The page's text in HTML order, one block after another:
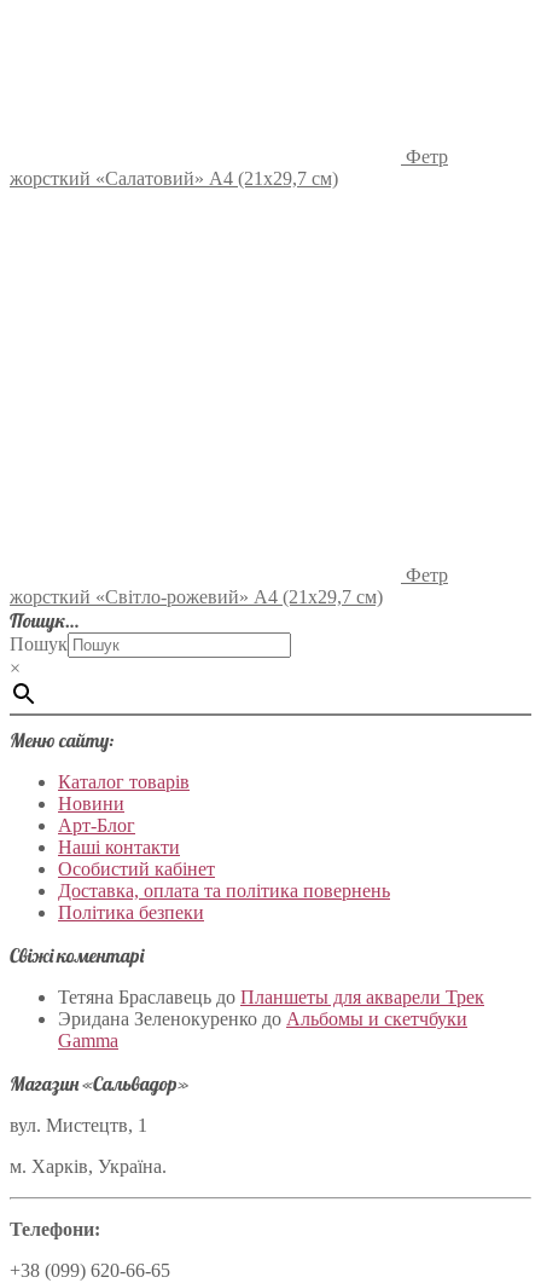
Фетр
жорсткий «Салатовий» А4 (21х29,7 см)
Фетр
жорсткий «Світло-рожевий» А4 (21х29,7 см)
Пошук…
Пошук
×
Меню сайту:
Каталог товарів
Новини
Арт-Блог
Наші контакти
Особистий кабінет
Доставка, оплата та політика повернень
Політика безпеки
Свіжі коментарі
Тетяна Браславець до Планшеты для акварели Трек
Эридана Зеленокуренко до Альбомы и скетчбуки
Gamma
Магазин «Сальвадор»
вул. Мистецтв, 1
м. Харків, Україна.
Телефони:
+38 (099) 620-66-65